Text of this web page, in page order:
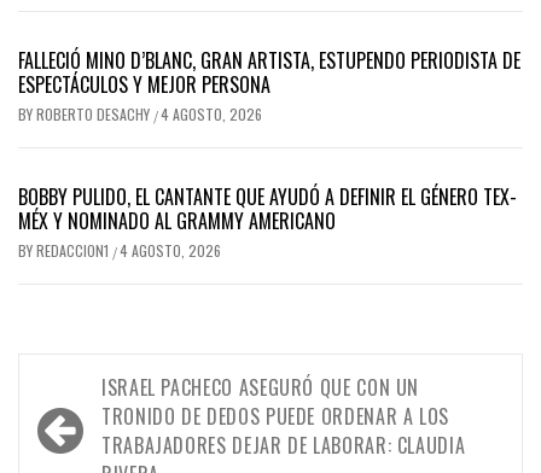
FALLECIÓ MINO D’BLANC, GRAN ARTISTA, ESTUPENDO PERIODISTA DE
ESPECTÁCULOS Y MEJOR PERSONA
BYROBERTO DESACHY /4 AGOSTO, 2026
BOBBY PULIDO, EL CANTANTE QUE AYUDÓ A DEFINIR EL GÉNERO TEX-
MÉX Y NOMINADO AL GRAMMY AMERICANO
BYREDACCION1 /4 AGOSTO, 2026
Navegación
de
ISRAEL PACHECO ASEGURÓ QUE CON UN
TRONIDO DE DEDOS PUEDE ORDENAR A LOS
TRABAJADORES DEJAR DE LABORAR: CLAUDIA